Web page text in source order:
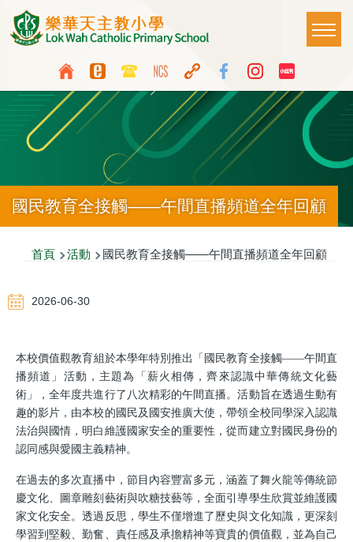
移至主內容
Top
Media
Icon
Button
Language
switcher
Main
國民教育全接觸——午間直播頻道全年回顧
連
首頁 活動 國民教育全接觸——午間直播頻道全年回顧
2026-06-30
本校價值觀教育組於本學年特別推出「國民教育全接觸——午間直
播頻道」活動，主題為「薪火相傳，齊來認識中華傳統文化藝
術」，全年度共進行了八次精彩的午間直播。活動旨在透過生動有
趣的影片，由本校的國民及國安推廣大使，帶領全校同學深入認識
法治與國情，明白維護國家安全的重要性，從而建立對國民身份的
認同感與愛國主義精神。
在過去的多次直播中，節目內容豐富多元，涵蓋了舞火龍等傳統節
慶文化、圖章雕刻藝術與吹糖技藝等，全面引導學生欣賞並維護國
家文化安全。透過反思，學生不僅增進了歷史與文化知識，更深刻
學習到堅毅、勤奮、責任感及承擔精神等寶貴的價值觀，並為自己